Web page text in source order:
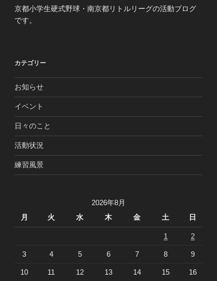
京都小学生硬式野球・南京都リトルリーグの活動ブログ
です。
カテゴリー
お知らせ
イベント
日々のこと
活動状況
練習風景
2026年8月
月
火 水 木 金 土 日
1 2
3 4 5 6 7 8 9
10 11 12 13 14 15 16